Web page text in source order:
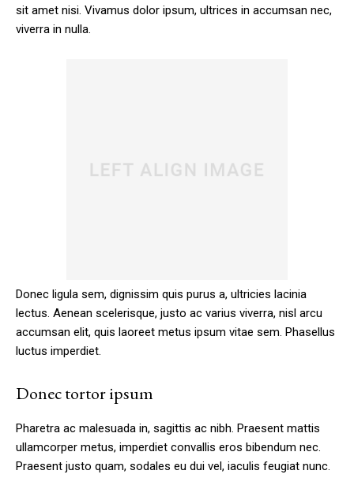
sit amet nisi. Vivamus dolor ipsum, ultrices in accumsan nec,
viverra in nulla.
Donec ligula sem, dignissim quis purus a, ultricies lacinia
lectus. Aenean scelerisque, justo ac varius viverra, nisl arcu
accumsan elit, quis laoreet metus ipsum vitae sem. Phasellus
luctus imperdiet.
Donec tortor ipsum
Pharetra ac malesuada in, sagittis ac nibh. Praesent mattis
ullamcorper metus, imperdiet convallis eros bibendum nec.
Praesent justo quam, sodales eu dui vel, iaculis feugiat nunc.